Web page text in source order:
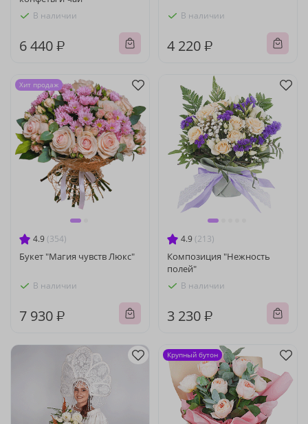
В наличии
6 440 ₽
В наличии
4 220 ₽
4.9 (354)
Букет "Магия чувств Люкс"
В наличии
7 930 ₽
Хит продаж
4.9 (213)
Композиция "Нежность
полей"
В наличии
3 230 ₽
Крупный бутон